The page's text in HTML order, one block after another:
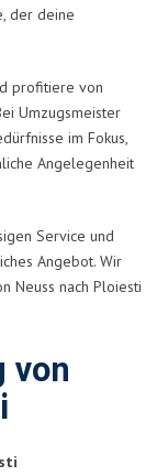
der deine
profitiere von
Umzugsmeister
im Fokus,
Angelegenheit
Service und
Angebot. Wir
Neuss nach Ploiesti
von